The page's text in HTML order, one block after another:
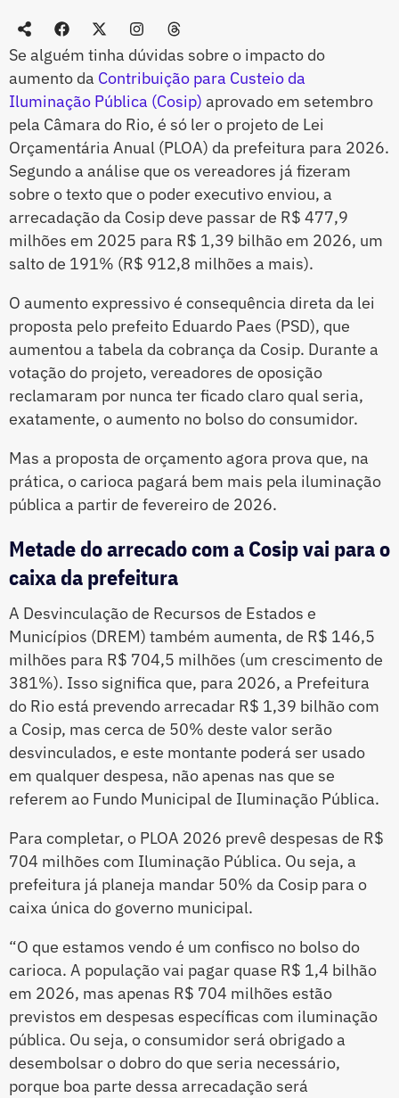
Se alguém tinha dúvidas sobre o impacto do
aumento da Contribuição para Custeio da
Iluminação Pública (Cosip) aprovado em setembro
pela Câmara do Rio, é só ler o projeto de Lei
Orçamentária Anual (PLOA) da prefeitura para 2026.
Segundo a análise que os vereadores já fizeram
sobre o texto que o poder executivo enviou, a
arrecadação da Cosip deve passar de R$ 477,9
milhões em 2025 para R$ 1,39 bilhão em 2026, um
salto de 191% (R$ 912,8 milhões a mais).
O aumento expressivo é consequência direta da lei
proposta pelo prefeito Eduardo Paes (PSD), que
aumentou a tabela da cobrança da Cosip. Durante a
votação do projeto, vereadores de oposição
reclamaram por nunca ter ficado claro qual seria,
exatamente, o aumento no bolso do consumidor.
Mas a proposta de orçamento agora prova que, na
prática, o carioca pagará bem mais pela iluminação
pública a partir de fevereiro de 2026.
Metade do arrecado com a Cosip vai para o
caixa da prefeitura
A Desvinculação de Recursos de Estados e
Municípios (DREM) também aumenta, de R$ 146,5
milhões para R$ 704,5 milhões (um crescimento de
381%). Isso significa que, para 2026, a Prefeitura
do Rio está prevendo arrecadar R$ 1,39 bilhão com
a Cosip, mas cerca de 50% deste valor serão
desvinculados, e este montante poderá ser usado
em qualquer despesa, não apenas nas que se
referem ao Fundo Municipal de Iluminação Pública.
Para completar, o PLOA 2026 prevê despesas de R$
704 milhões com Iluminação Pública. Ou seja, a
prefeitura já planeja mandar 50% da Cosip para o
caixa única do governo municipal.
“O que estamos vendo é um confisco no bolso do
carioca. A população vai pagar quase R$ 1,4 bilhão
em 2026, mas apenas R$ 704 milhões estão
previstos em despesas específicas com iluminação
pública. Ou seja, o consumidor será obrigado a
desembolsar o dobro do que seria necessário,
porque boa parte dessa arrecadação será